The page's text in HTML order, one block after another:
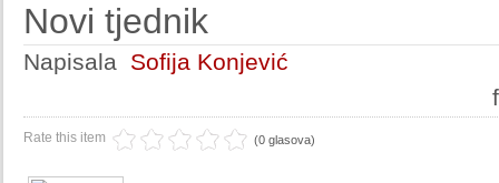
Novi tjednik
Napisala Sofija Konjević
Rate this item (0 glasova)